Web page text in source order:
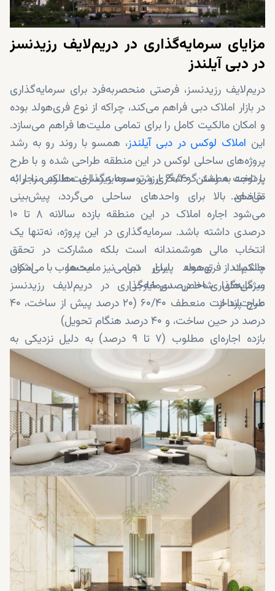
مزایای سرمایه‌گذاری در دریم‌لایف رزیدنسز
در دبی آیلندز
دریم‌لایف رزیدنسز، فرصتی منحصربه‌فرد برای سرمایه‌گذاری
در بازار املاک دبی فراهم می‌کند، چراکه از نوع فری‌هولد بوده
و امکان مالکیت کامل را برای تمامی ملیت‌ها فراهم می‌سازد.
این املاک لوکس در دبی آیلندز، همسو با روند رو به رشد
پروژه‌های ساحلی لوکس در این منطقه طراحی شده و با طرح
پرداخت مطمئن ۶۰/۴۰ ارزش سرمایه‌گذاری مطلوبی را ارائه
می‌دهد.
با توجه به رشد گردشگری و توسعه زیرساخت‌ها که منجر به
تقاضای بالا برای واحدهای ساحلی می‌گردد، پیش‌بینی
می‌شود اجاره املاک در این منطقه بازده سالانه‌ ۸ تا ۱۰
درصدی داشته باشد. سرمایه‌گذاری در این پروژه، نه‌تنها یک
انتخاب مالی هوشمندانه است بلکه مشارکت در تحقق
چشم‌انداز توسعه پایدار دبی نیز محسوب می‌شود.
ویژگی‌های شاخص سرمایه‌گذاری در دریم‌لایف رزیدنسز
عبارت‌اند از:
مالکیت فری‌هولد برای تمامی ملیت‌ها، با امکان
سرمایه‌گذاری ۱۰۰ درصدی خارجی
طرح پرداخت منعطف ۶۰/۴۰ (۲۰ درصد پیش از ساخت، ۴۰
درصد در حین ساخت، و ۴۰ درصد هنگام تحویل)
بازده اجاره‌ای مطلوب (۷ تا ۹ درصد) به دلیل نزدیکی به
سواحل و مراکز شهری
رشد پیش‌بینی‌شده سرمایه (۱۵ تا ۲۰ درصد) تا زمان تکمیل
پروژه در منطقه‌ای با طراحی مستر پلان
دریافت سود اولیه بیشتر به‌واسطه عدم پرداخت مالیات
ملکی و شارژ خدمات تا زمان تحویل
طراحی‌های سبز و پایدار مورد توجه خریداران و مستاجران
دوستدار محیط‌زیست
اطمینان خاطر سرمایه‌گذاران با ارائه ضمانت فروش مجدد و
تضمین کیفیت از سوی سازنده